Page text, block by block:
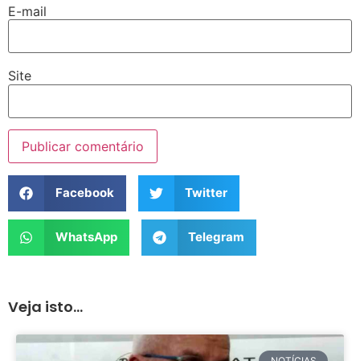
E-mail
Site
Facebook Twitter
WhatsApp Telegram
Veja isto...